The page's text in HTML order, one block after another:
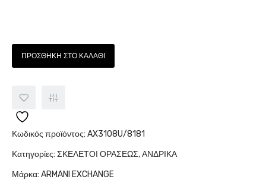
ΠΡΟΣΘΉΚΗ ΣΤΟ ΚΑΛΆΘΙ
Κωδικός προϊόντος: AX3108U/8181
Κατηγορίες: ΣΚΕΛΕΤΟΙ ΟΡΑΣΕΩΣ,ΑΝΔΡΙΚΑ
Μάρκα: ARMANI EXCHANGE